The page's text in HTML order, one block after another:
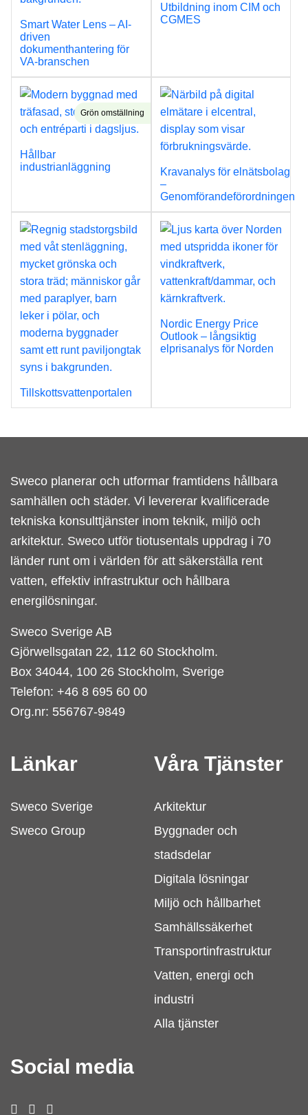
Smart Water Lens – AI-
driven
dokumenthantering för
VA-branschen
Utbildning inom CIM och
CGMES
Grön omställning
Hållbar
industrianläggning
Kravanalys för elnätsbolag
–
Genomförandeförordningen
Tillskottsvattenportalen
Nordic Energy Price
Outlook – långsiktig
elprisanalys för Norden
Sweco planerar och utformar framtidens hållbara
samhällen och städer. Vi levererar kvalificerade
tekniska konsulttjänster inom teknik, miljö och
arkitektur. Sweco utför tiotusentals uppdrag i 70
länder runt om i världen för att säkerställa rent
vatten, effektiv infrastruktur och hållbara
energilösningar.
Sweco Sverige AB
Gjörwellsgatan 22, 112 60 Stockholm.
Box 34044, 100 26 Stockholm, Sverige
Telefon: +46 8 695 60 00
Org.nr: 556767-9849
Länkar
Sweco Sverige
Sweco Group
Våra Tjänster
Arkitektur
Byggnader och
stadsdelar
Digitala lösningar
Miljö och hållbarhet
Samhällssäkerhet
Transportinfrastruktur
Vatten, energi och
industri
Alla tjänster
Social media